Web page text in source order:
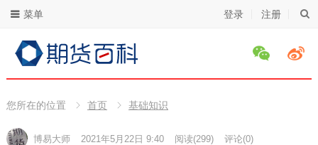
登录 注册
菜单
您所在的位置 首页 基础知识
博易大师 2021年5月22日 9:40 阅读(299) 评论(0)